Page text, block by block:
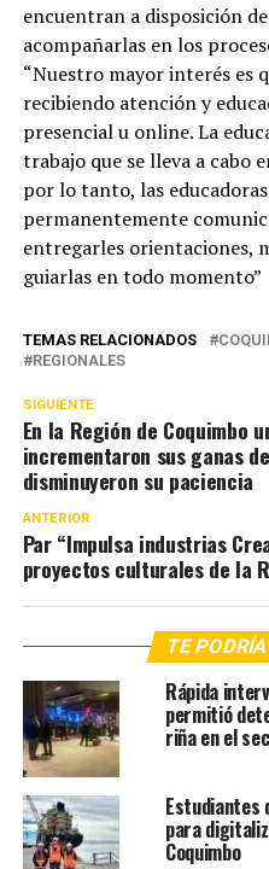
encuentran a disposición
acompañarlas en los
“Nuestro mayor interés es
recibiendo atención y
presencial u online. La
trabajo que se lleva a cabo
por lo tanto, las
permanentemente
entregarles orientaciones,
guiarlas en todo momento”
TEMAS RELACIONADOS
REGIONALES
SIGUIENTE
En la Región de Coquimbo
incrementaron sus ganas
disminuyeron su paciencia
ANTERIOR
Par “Impulsa industrias
proyectos culturales de la
TE
Rápida
permitió
riña en el
Estudiantes
para
Coquimbo